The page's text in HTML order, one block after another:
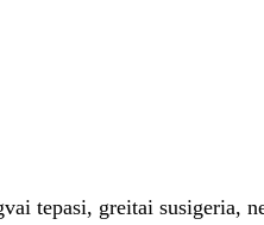
tepasi, greitai susigeria,